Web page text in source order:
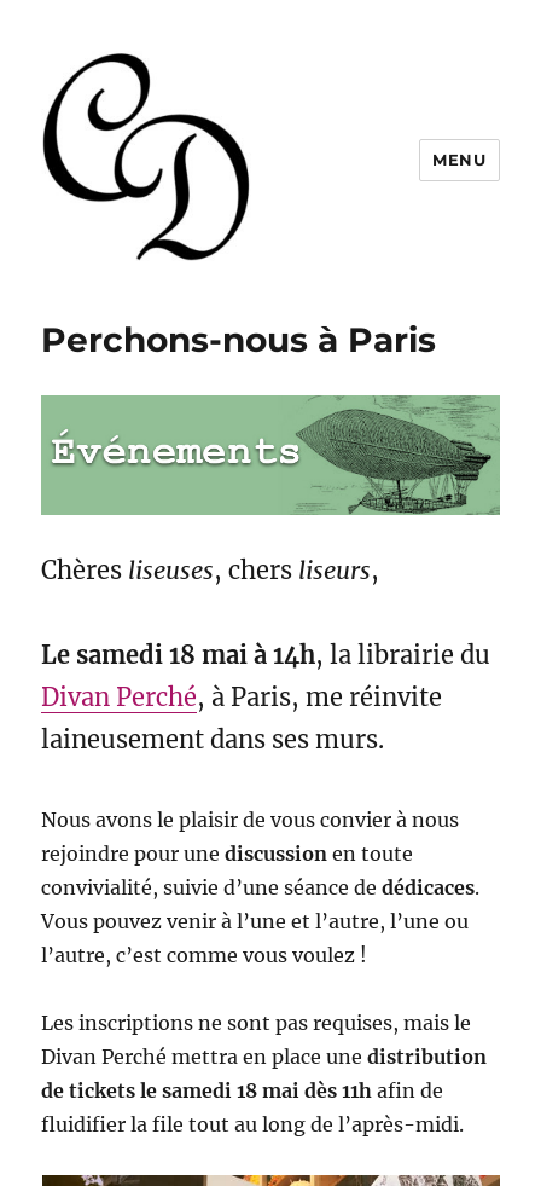
MENU
Perchons-nous à Paris
Chères liseuses, chers liseurs,
Le samedi 18 mai à 14h, la librairie du
Divan Perché, à Paris, me réinvite
laineusement dans ses murs.
Nous avons le plaisir de vous convier à nous
rejoindre pour unediscussionen toute
convivialité, suivie d’une séance dedédicaces.
Vous pouvez venir à l’une et l’autre, l’une ou
l’autre, c’est comme vous voulez !
Les inscriptions ne sont pas requises, mais le
Divan Perché mettra en place unedistribution
de tickets le samedi 18 mai dès 11hafin de
fluidifier la file tout au long de l’après-midi.